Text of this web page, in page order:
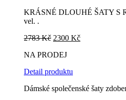
KRÁSNÉ DLOUHÉ ŠATY S
vel. .
2783Kč Původní
byla:
2300 KčAktuální
NA PRODEJ
Detail produktu
Dámské společenské šaty